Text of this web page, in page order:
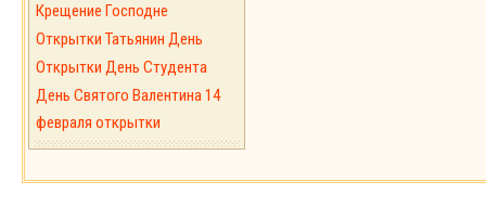
Крещение Господне
Открытки Татьянин День
Открытки День Студента
День Святого Валентина 14
февраля открытки